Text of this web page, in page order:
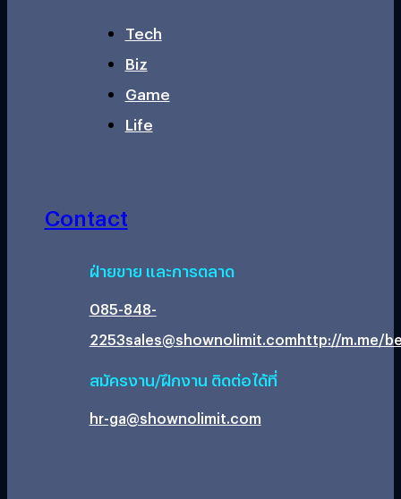
Tech
Biz
Game
Life
Contact
ฝ่ายขาย และการตลาด
085-848-
2253sales@shownolimit.comhttp://m.me/
สมัครงาน/ฝึกงาน ติดต่อได้ที่
hr-ga@shownolimit.com